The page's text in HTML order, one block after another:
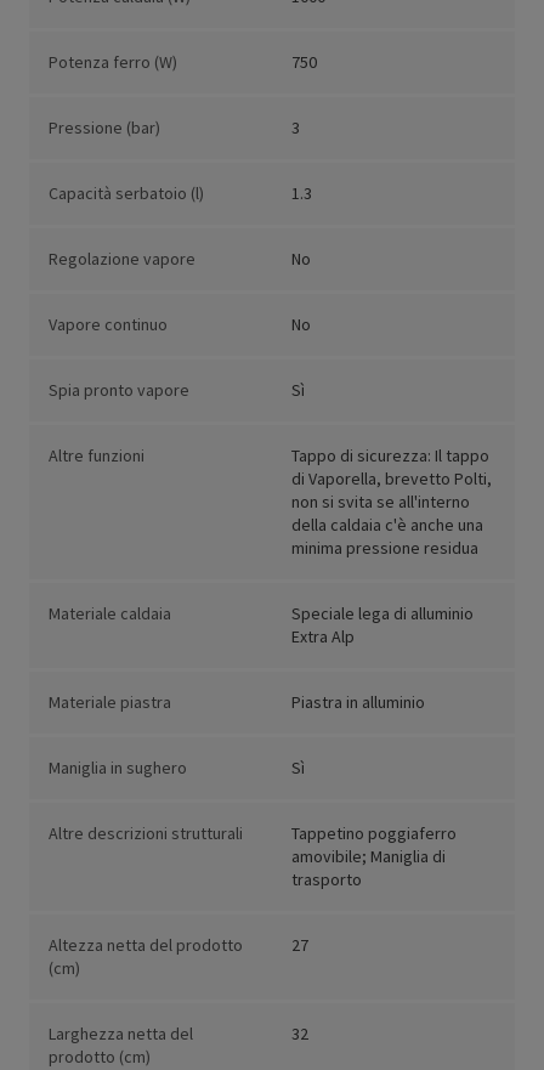
Potenza ferro (W) 750
Pressione (bar) 3
Capacità serbatoio (l) 1.3
Regolazione vapore No
Vapore continuo No
Spia pronto vapore Sì
Altre funzioni
Tappo di sicurezza: Il tappo
di Vaporella, brevetto Polti,
non si svita se all'interno
della caldaia c'è anche una
minima pressione residua
Materiale caldaia
Speciale lega di alluminio
Extra Alp
Materiale piastra Piastra in alluminio
Maniglia in sughero Sì
Altre descrizioni strutturali
Tappetino poggiaferro
amovibile; Maniglia di
trasporto
Altezza netta del prodotto
(cm)
27
Larghezza netta del
prodotto (cm)
32